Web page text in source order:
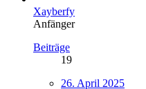
Xayberfy
Anfänger
Beiträge
19
26. April 2025